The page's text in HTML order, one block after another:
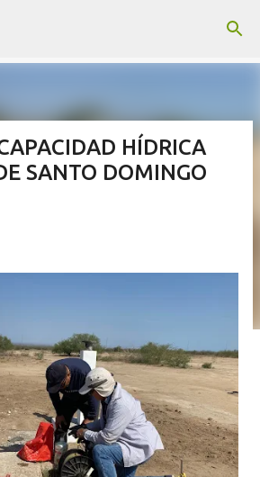
contenido principal
HÍDRICA
SANTO DOMINGO